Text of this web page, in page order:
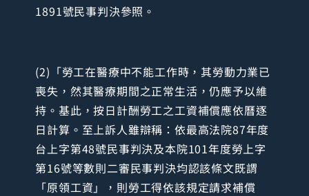
1891號民事判決參照。
(2)「勞工在醫療中不能工作時，其勞動力業已
喪失，然其醫療期間之正常生活，仍應予以維
持。基此，按日計酬勞工之工資補償應依曆逐
日計算。至上訴人雖辯稱：依最高法院87年度
台上字第48號民事判決及本院101年度勞上字
第16號等數則二審民事判決均認該條文既謂
「原領工資」，則勞工得依該規定請求補償